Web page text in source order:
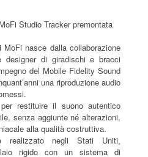
Studio Tracker premontata
nasce dalla collaborazione
designer di giradischi e bracci
del Mobile Fidelity Sound
una riproduzione audio
restituire il suono autentico
senza aggiunte né alterazioni,
alla qualità costruttiva.
realizzato negli Stati Uniti,
rigido con un sistema di